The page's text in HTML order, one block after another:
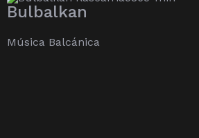
Bulbalkan
Música Balcánica